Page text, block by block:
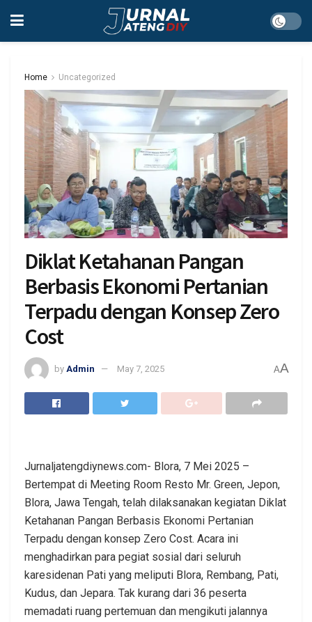
Home Uncategorized
Diklat Ketahanan Pangan
Berbasis Ekonomi Pertanian
Terpadu dengan Konsep Zero
Cost
by Admin May 7, 2025 AA
Jurnaljatengdiynews.com- Blora, 7 Mei 2025 –
Bertempat di Meeting Room Resto Mr. Green, Jepon,
Blora, Jawa Tengah, telah dilaksanakan kegiatan Diklat
Ketahanan Pangan Berbasis Ekonomi Pertanian
Terpadu dengan konsep Zero Cost. Acara ini
menghadirkan para pegiat sosial dari seluruh
karesidenan Pati yang meliputi Blora, Rembang, Pati,
Kudus, dan Jepara. Tak kurang dari 36 peserta
memadati ruang pertemuan dan mengikuti jalannya